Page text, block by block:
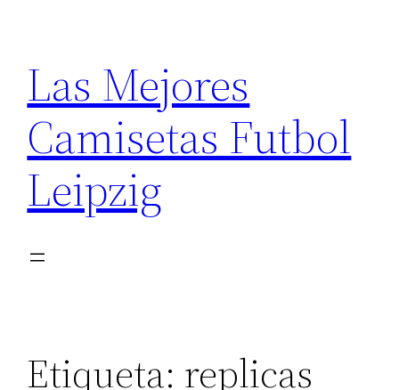
contenido
Las Mejores
Camisetas Futbol
Leipzig
Etiqueta: replicas